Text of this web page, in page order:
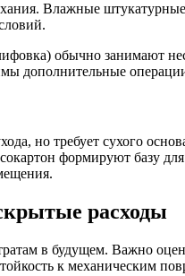
Влажные
обычно занимают
дополнительные
но требует сухого
формируют базу
расходы
в будущем. Важно
к механическим